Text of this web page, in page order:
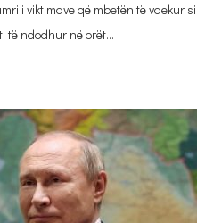
i viktimave që mbetën të vdekur si
të ndodhur në orët…